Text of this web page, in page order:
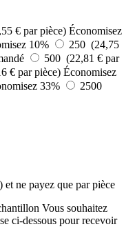
€ par pièce) Économisez
10%
250 (24,75
500 (22,81 € par
€ par pièce) Économisez
33%
2500
et ne payez que par pièce
Vous souhaitez
ci-dessous pour recevoir